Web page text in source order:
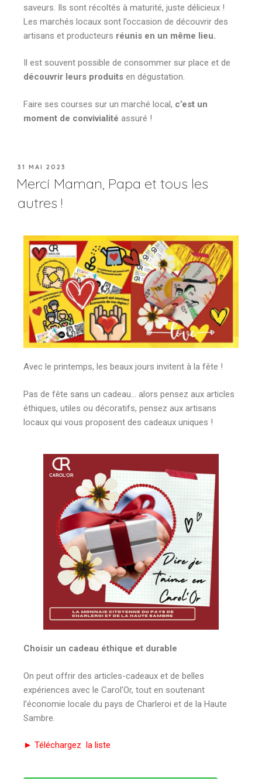
saveurs. Ils sont récoltés à maturité, juste délicieux !
Les marchés locaux sont l’occasion de découvrir des
artisans et producteurs réunis en un même lieu.
Il est souvent possible de consommer sur place et de
découvrir leurs produits en dégustation.
Faire ses courses sur un marché local, c’est un
moment de convivialité assuré !
31 MAI 2023
Merci Maman, Papa et tous les
autres !
Avec le printemps, les beaux jours invitent à la fête !
Pas de fête sans un cadeau… alors pensez aux articles
éthiques, utiles ou décoratifs, pensez aux artisans
locaux qui vous proposent des cadeaux uniques !
Choisir un cadeau éthique et durable
On peut offrir des articles-cadeaux et de belles
expériences avec le Carol’Or, tout en soutenant
l’économie locale du pays de Charleroi et de la Haute
Sambre.
► Téléchargez la liste